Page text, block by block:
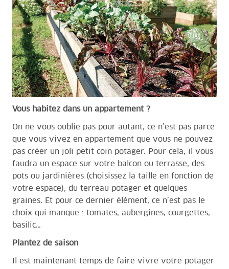
Vous habitez dans un appartement ?
On ne vous oublie pas pour autant, ce n’est pas parce
que vous vivez en appartement que vous ne pouvez
pas créer un joli petit coin potager. Pour cela, il vous
faudra un espace sur votre balcon ou terrasse, des
pots ou jardinières (choisissez la taille en fonction de
votre espace), du terreau potager et quelques
graines. Et pour ce dernier élément, ce n’est pas le
choix qui manque : tomates, aubergines, courgettes,
basilic…
Plantez de saison
Il est maintenant temps de faire vivre votre potager